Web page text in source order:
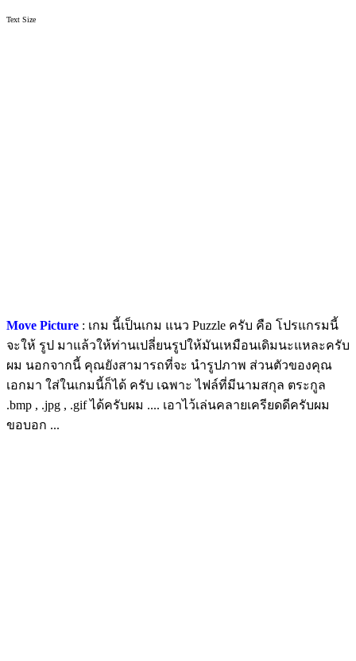
Text Size
Move Picture : เกม นี้เป็นเกม แนว Puzzle ครับ คือ โปรแกรมนี้
จะให้ รูป มาแล้วให้ท่านเปลี่ยนรูปให้มันเหมือนเดิมนะแหละครับ
ผม นอกจากนี้ คุณยังสามารถที่จะ นำรูปภาพ ส่วนตัวของคุณ
เอกมา ใส่ในเกมนี้ก็ได้ ครับ เฉพาะ ไฟล์ที่มีนามสกุล ตระกูล
.bmp , .jpg , .gif ได้ครับผม .... เอาไว้เล่นคลายเครียดดีครับผม
ขอบอก ...